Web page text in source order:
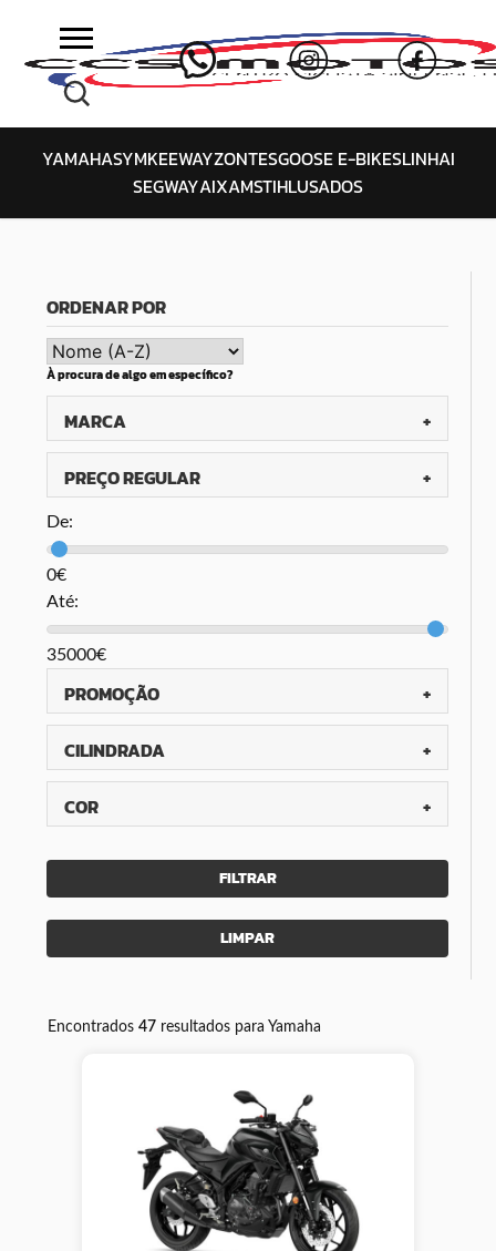
content
YAMAHASYMKEEWAYZONTESGOOSE E-BIKESLINHAI
SEGWAYAIXAMSTIHLUSADOS
ORDENAR POR
À procura de algo em específico?
MARCA
PREÇO REGULAR
De:
0€
Até:
35000€
PROMOÇÃO
CILINDRADA
COR
FILTRAR
LIMPAR
Encontrados 47resultados para Yamaha